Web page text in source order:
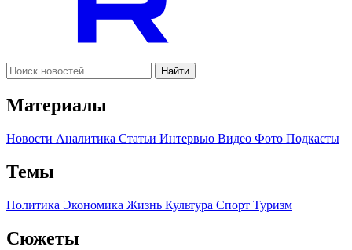
Найти
Материалы
Новости Аналитика Статьи Интервью Видео Фото Подкасты
Темы
Политика Экономика Жизнь Культура Спорт Туризм
Сюжеты